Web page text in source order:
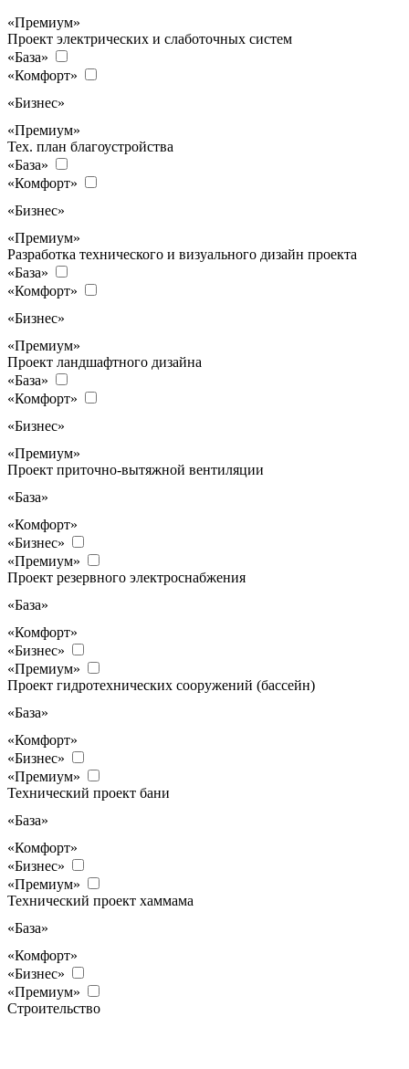
«Премиум»
Проект электрических и слаботочных систем
«База»
«Комфорт»
«Бизнес»
«Премиум»
Тех. план благоустройства
«База»
«Комфорт»
«Бизнес»
«Премиум»
Разработка технического и визуального дизайн проекта
«База»
«Комфорт»
«Бизнес»
«Премиум»
Проект ландшафтного дизайна
«База»
«Комфорт»
«Бизнес»
«Премиум»
Проект приточно-вытяжной вентиляции
«База»
«Комфорт»
«Бизнес»
«Премиум»
Проект резервного электроснабжения
«База»
«Комфорт»
«Бизнес»
«Премиум»
Проект гидротехнических сооружений (бассейн)
«База»
«Комфорт»
«Бизнес»
«Премиум»
Технический проект бани
«База»
«Комфорт»
«Бизнес»
«Премиум»
Технический проект хаммама
«База»
«Комфорт»
«Бизнес»
«Премиум»
Строительство